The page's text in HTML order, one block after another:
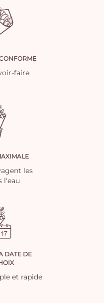
faire
les
l'eau
DATE DE
et rapide